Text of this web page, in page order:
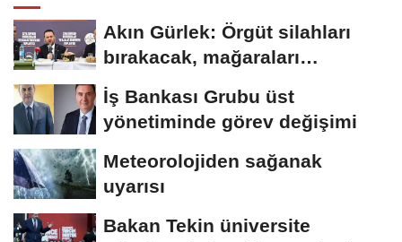
Akın Gürlek: Örgüt silahları
bırakacak, mağaraları
boşaltacak
İş Bankası Grubu üst
yönetiminde görev değişimi
Meteorolojiden sağanak
uyarısı
Bakan Tekin üniversite